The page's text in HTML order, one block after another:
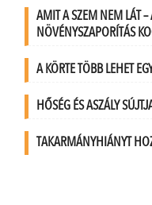
AMIT A SZEM NEM LÁT –
NÖVÉNYSZAPORÍTÁS
A KÖRTE TÖBB LEHET
HŐSÉG ÉS ASZÁLY
TAKARMÁNYHIÁNYT